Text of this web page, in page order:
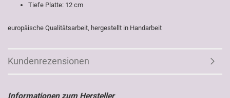
Tiefe Platte: 12 cm
europäische Qualitätsarbeit, hergestellt in Handarbeit
Kundenrezensionen